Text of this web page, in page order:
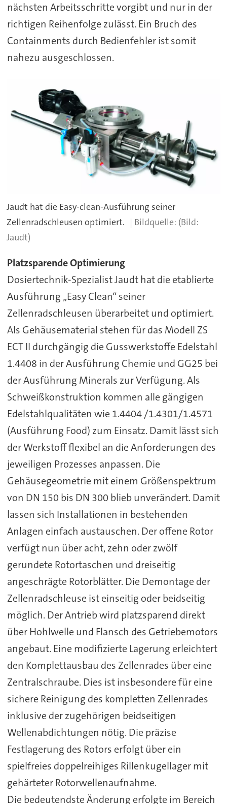
nächsten Arbeitsschritte vorgibt und nur in der
richtigen Reihenfolge zulässt. Ein Bruch des
Containments durch Bedienfehler ist somit
nahezu ausgeschlossen.
Jaudt hat die Easy-clean-Ausführung seiner
Zellenradschleusen optimiert.
(Bild:
Jaudt)
Platzsparende Optimierung
Dosiertechnik-Spezialist Jaudt hat die etablierte
Ausführung „Easy Clean“ seiner
Zellenradschleusen überarbeitet und optimiert.
Als Gehäusematerial stehen für das Modell ZS
ECT II durchgängig die Gusswerkstoffe Edelstahl
1.4408 in der Ausführung Chemie und GG25 bei
der Ausführung Minerals zur Verfügung. Als
Schweißkonstruktion kommen alle gängigen
Edelstahlqualitäten wie 1.4404 /1.4301/1.4571
(Ausführung Food) zum Einsatz. Damit lässt sich
der Werkstoff flexibel an die Anforderungen des
jeweiligen Prozesses anpassen. Die
Gehäusegeometrie mit einem Größenspektrum
von DN 150 bis DN 300 blieb unverändert. Damit
lassen sich Installationen in bestehenden
Anlagen einfach austauschen. Der offene Rotor
verfügt nun über acht, zehn oder zwölf
gerundete Rotortaschen und dreiseitig
angeschrägte Rotorblätter. Die Demontage der
Zellenradschleuse ist einseitig oder beidseitig
möglich. Der Antrieb wird platzsparend direkt
über Hohlwelle und Flansch des Getriebemotors
angebaut. Eine modifizierte Lagerung erleichtert
den Komplettausbau des Zellenrades über eine
Zentralschraube. Dies ist insbesondere für eine
sichere Reinigung des kompletten Zellenrades
inklusive der zugehörigen beidseitigen
Wellenabdichtungen nötig. Die präzise
Festlagerung des Rotors erfolgt über ein
spielfreies doppelreihiges Rillenkugellager mit
gehärteter Rotorwellenaufnahme.
Die bedeutendste Änderung erfolgte im Bereich